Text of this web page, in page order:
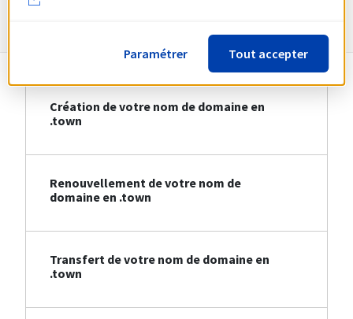
Création de votre nom de domaine en
.town
Renouvellement de votre nom de
domaine en .town
Transfert de votre nom de domaine en
.town
Paramétrer Tout accepter